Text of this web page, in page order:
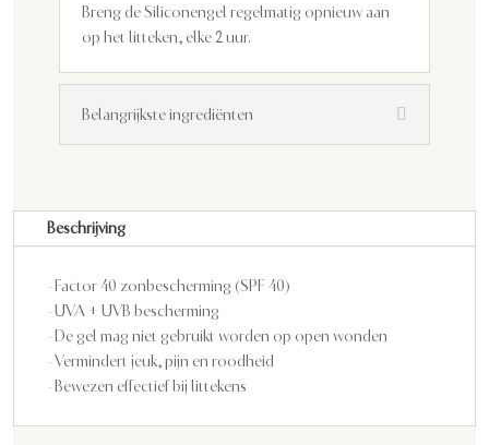
Breng de Siliconengel regelmatig opnieuw aan
op het litteken, elke 2 uur.
Belangrijkste ingrediënten
Beschrijving
- Factor 40 zonbescherming (SPF 40)
- UVA + UVB bescherming
- De gel mag niet gebruikt worden op open wonden
- Vermindert jeuk, pijn en roodheid
- Bewezen effectief bij littekens